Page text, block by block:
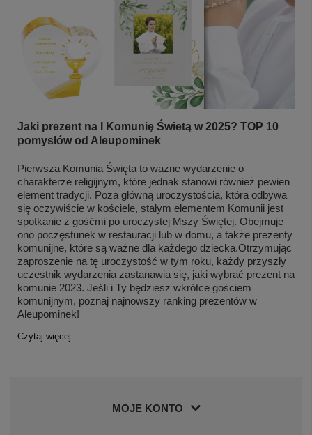
Jaki prezent na I Komunię Świetą w 2025? TOP 10
pomysłów od Aleupominek
Pierwsza Komunia Święta to ważne wydarzenie o
charakterze religijnym, które jednak stanowi również pewien
element tradycji. Poza główną uroczystością, która odbywa
się oczywiście w kościele, stałym elementem Komunii jest
spotkanie z gośćmi po uroczystej Mszy Świętej. Obejmuje
ono poczęstunek w restauracji lub w domu, a także prezenty
komunijne, które są ważne dla każdego dziecka.Otrzymując
zaproszenie na tę uroczystość w tym roku, każdy przyszły
uczestnik wydarzenia zastanawia się, jaki wybrać prezent na
komunie 2023. Jeśli i Ty będziesz wkrótce gościem
komunijnym, poznaj najnowszy ranking prezentów w
Aleupominek!
Czytaj więcej
MOJE KONTO